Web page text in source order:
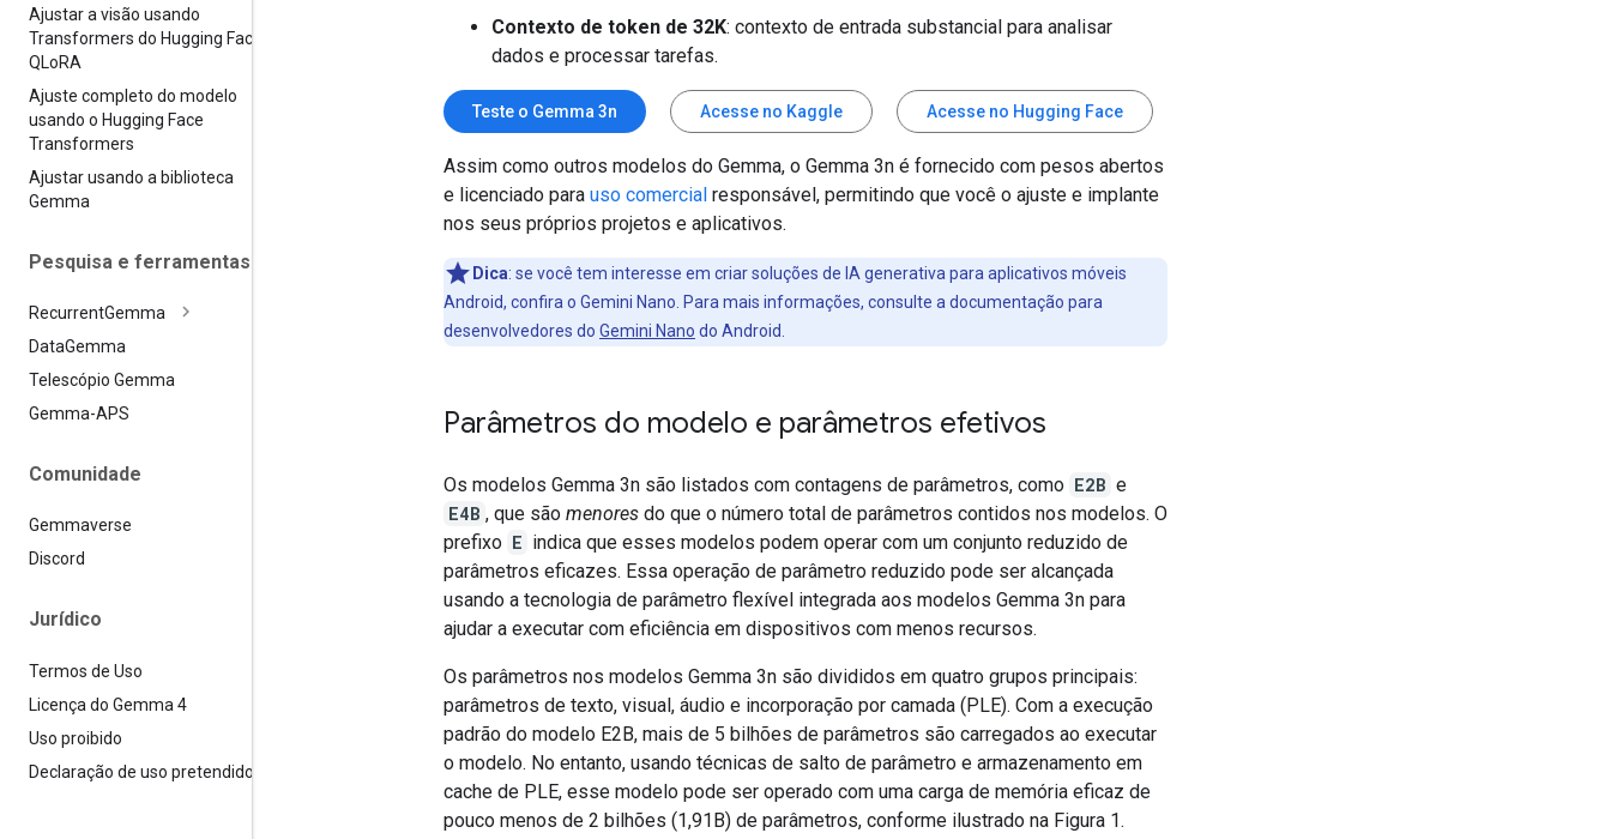
Ajustar a visão usando
Transformers do Hugging Face e
QLoRA
Ajuste completo do modelo
usando o Hugging Face
Transformers
Ajustar usando a biblioteca
Gemma
Pesquisa e ferramentas
RecurrentGemma
DataGemma
Telescópio Gemma
Gemma-APS
Comunidade
Gemmaverse
Discord
Jurídico
Termos de Uso
Licença do Gemma 4
Uso proibido
Declaração de uso pretendido
Contexto de token de 32K: contexto de entrada substancial para analisar
dados e processar tarefas.
Teste o Gemma 3n Acesse no Kaggle Acesse no Hugging Face
Assim como outros modelos do Gemma, o Gemma 3n é fornecido com pesos abertos
e licenciado para uso comercial responsável, permitindo que você o ajuste e implante
nos seus próprios projetos e aplicativos.
Dica: se você tem interesse em criar soluções de IA generativa para aplicativos móveis
Android, confira o Gemini Nano. Para mais informações, consulte a documentação para
desenvolvedores do Gemini Nano do Android.
Parâmetros do modelo e parâmetros efetivos
Os modelos Gemma 3n são listados com contagens de parâmetros, como E2B e
E4B , que são menores do que o número total de parâmetros contidos nos modelos. O
prefixo E indica que esses modelos podem operar com um conjunto reduzido de
parâmetros eficazes. Essa operação de parâmetro reduzido pode ser alcançada
usando a tecnologia de parâmetro flexível integrada aos modelos Gemma 3n para
ajudar a executar com eficiência em dispositivos com menos recursos.
Os parâmetros nos modelos Gemma 3n são divididos em quatro grupos principais:
parâmetros de texto, visual, áudio e incorporação por camada (PLE). Com a execução
padrão do modelo E2B, mais de 5 bilhões de parâmetros são carregados ao executar
o modelo. No entanto, usando técnicas de salto de parâmetro e armazenamento em
cache de PLE, esse modelo pode ser operado com uma carga de memória eficaz de
pouco menos de 2 bilhões (1,91B) de parâmetros, conforme ilustrado na Figura 1.